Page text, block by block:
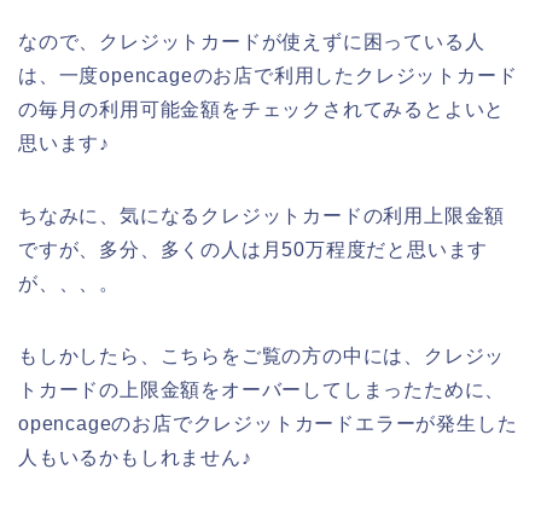
なので、クレジットカードが使えずに困っている人
は、一度opencageのお店で利用したクレジットカード
の毎月の利用可能金額をチェックされてみるとよいと
思います♪
ちなみに、気になるクレジットカードの利用上限金額
ですが、多分、多くの人は月50万程度だと思います
が、、、。
もしかしたら、こちらをご覧の方の中には、クレジッ
トカードの上限金額をオーバーしてしまったために、
opencageのお店でクレジットカードエラーが発生した
人もいるかもしれません♪